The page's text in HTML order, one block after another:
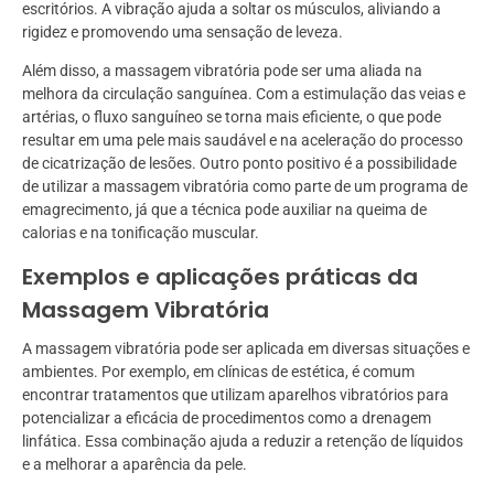
escritórios. A vibração ajuda a soltar os músculos, aliviando a
rigidez e promovendo uma sensação de leveza.
Além disso, a massagem vibratória pode ser uma aliada na
melhora da circulação sanguínea. Com a estimulação das veias e
artérias, o fluxo sanguíneo se torna mais eficiente, o que pode
resultar em uma pele mais saudável e na aceleração do processo
de cicatrização de lesões. Outro ponto positivo é a possibilidade
de utilizar a massagem vibratória como parte de um programa de
emagrecimento, já que a técnica pode auxiliar na queima de
calorias e na tonificação muscular.
Exemplos e aplicações práticas da
Massagem Vibratória
A massagem vibratória pode ser aplicada em diversas situações e
ambientes. Por exemplo, em clínicas de estética, é comum
encontrar tratamentos que utilizam aparelhos vibratórios para
potencializar a eficácia de procedimentos como a drenagem
linfática. Essa combinação ajuda a reduzir a retenção de líquidos
e a melhorar a aparência da pele.